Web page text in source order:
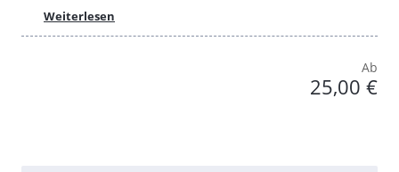
Weiterlesen
Ab
25,00 €